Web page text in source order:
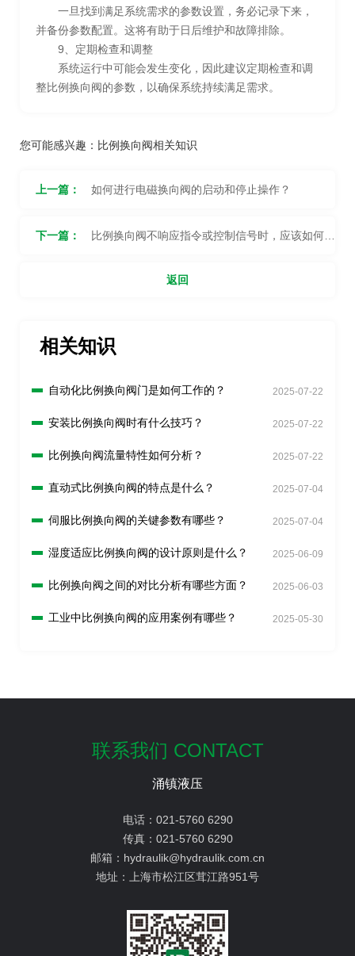
一旦找到满足系统需求的参数设置，务必记录下来，
并备份参数配置。这将有助于日后维护和故障排除。
9、定期检查和调整
系统运行中可能会发生变化，因此建议定期检查和调
整比例换向阀的参数，以确保系统持续满足需求。
您可能感兴趣： 比例换向阀相关知识
上一篇： 如何进行电磁换向阀的启动和停止操作？
下一篇： 比例换向阀不响应指令或控制信号时，应该如何处
返回
相关知识
自动化比例换向阀门是如何工作的？ 2025-07-22
安装比例换向阀时有什么技巧？ 2025-07-22
比例换向阀流量特性如何分析？ 2025-07-22
直动式比例换向阀的特点是什么？ 2025-07-04
伺服比例换向阀的关键参数有哪些？ 2025-07-04
湿度适应比例换向阀的设计原则是什么？ 2025-06-09
比例换向阀之间的对比分析有哪些方面？ 2025-06-03
工业中比例换向阀的应用案例有哪些？ 2025-05-30
联系我们 CONTACT
涌镇液压
电话： 021-5760 6290
传真： 021-5760 6290
邮箱： hydraulik@hydraulik.com.cn
地址： 上海市松江区茸江路951号